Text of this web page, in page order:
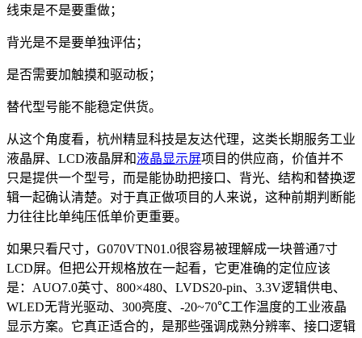
线束是不是要重做；
背光是不是要单独评估；
是否需要加触摸和驱动板；
替代型号能不能稳定供货。
从这个角度看，杭州精显科技是友达代理，这类长期服务工业
液晶屏、LCD液晶屏和液晶显示屏项目的供应商，价值并不
只是提供一个型号，而是能协助把接口、背光、结构和替换逻
辑一起确认清楚。对于真正做项目的人来说，这种前期判断能
力往往比单纯压低单价更重要。
如果只看尺寸，G070VTN01.0很容易被理解成一块普通7寸
LCD屏。但把公开规格放在一起看，它更准确的定位应该
是：AUO7.0英寸、800×480、LVDS20-pin、3.3V逻辑供电、
WLED无背光驱动、300亮度、-20~70℃工作温度的工业液晶
显示方案。它真正适合的，是那些强调成熟分辨率、接口逻辑